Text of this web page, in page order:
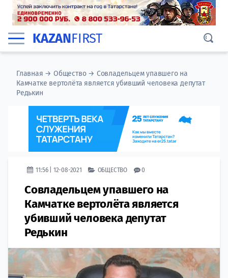
KAZANFIRST
Главная →Общество→ Совладельцем упавшего на
Камчатке вертолёта является убивший человека депутат
Редькин
11:56 | 12-08-2021 ОБЩЕСТВО 0
Совладельцем упавшего на
Камчатке вертолёта является
убивший человека депутат
Редькин